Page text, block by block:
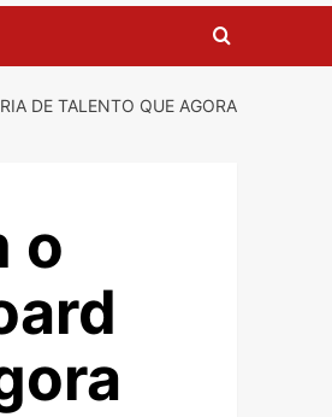
DE TALENTO QUE AGORA
o